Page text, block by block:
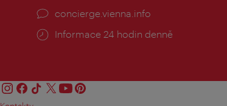
concierge.vienna.info
Informace 24 hodin denně